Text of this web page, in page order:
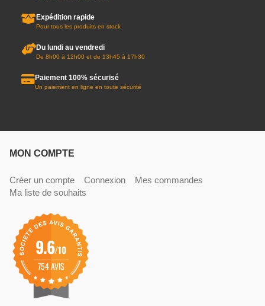
Expédition rapide
Pour tous les produits en stock
Du lundi au vendredi
De 8h00 à 12h00 et de 13h45 à 17h30
Paiement 100% sécurisé
Un paiement en ligne en toute sécurité
MON COMPTE
Créer un compte Connexion
Mes commandes
Ma liste de souhaits
9.6/10
754 AVIS